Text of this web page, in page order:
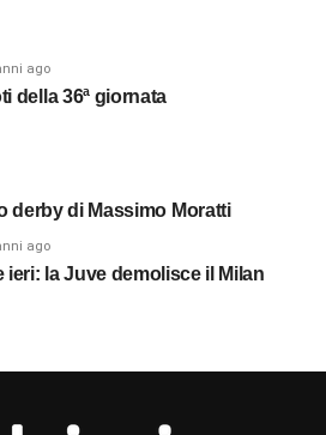
ago
della 36ª giornata
derby di Massimo Moratti
ago
ieri: la Juve demolisce il Milan